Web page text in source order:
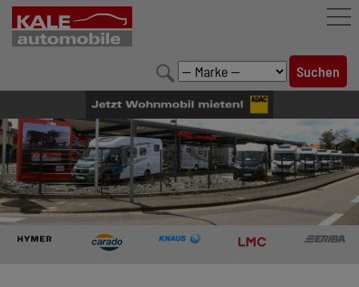
FAHRZEUGBESTAND
LEISTUNGEN
KONFIGURATOR
MARKENWELT
UNTERNEHMEN